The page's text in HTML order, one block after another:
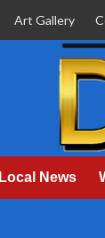
Art Gallery
Local News